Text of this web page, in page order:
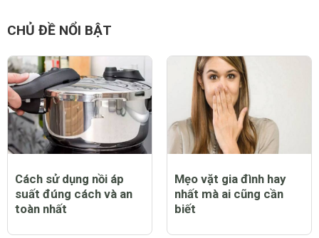
CHỦ ĐỀ NỔI BẬT
Cách sử dụng nồi áp
suất đúng cách và an
toàn nhất
Mẹo vặt gia đình hay
nhất mà ai cũng cần
biết